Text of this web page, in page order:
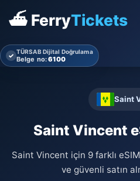
⛴ FerryTickets
✓ TÜRSAB Dijital Doğrulama
Belge no:6100
Saint
Saint Vincent
Saint Vincent için 9 farklı
ve güvenli satın